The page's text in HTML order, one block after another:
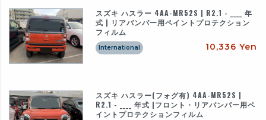
スズキ ハスラー 4AA-MR52S | R2.1 - ____ 年
式 | リアバンパー用ペイントプロテクション
フィルム
International 10,336 Yen
スズキ ハスラー(フォグ有) 4AA-MR52S |
R2.1 - ____ 年式 |フロント・リアバンパー用ペ
イントプロテクションフィルム